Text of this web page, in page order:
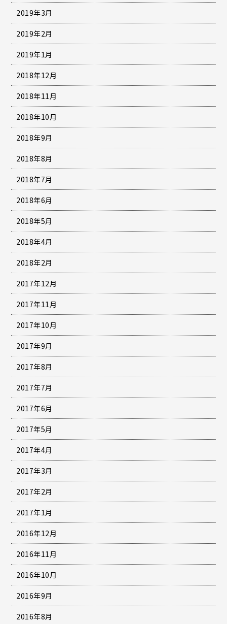
2019年3月
2019年2月
2019年1月
2018年12月
2018年11月
2018年10月
2018年9月
2018年8月
2018年7月
2018年6月
2018年5月
2018年4月
2018年2月
2017年12月
2017年11月
2017年10月
2017年9月
2017年8月
2017年7月
2017年6月
2017年5月
2017年4月
2017年3月
2017年2月
2017年1月
2016年12月
2016年11月
2016年10月
2016年9月
2016年8月